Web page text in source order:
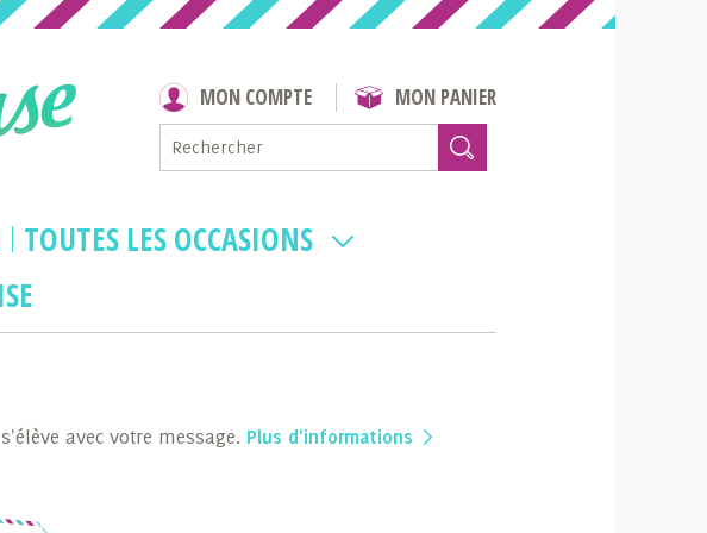
MON COMPTE MON PANIER
TOUTES LES OCCASIONS
avec votre message. Plus d'informations